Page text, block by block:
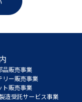
品販売事業
リー販売事業
ト販売事業
造受託サービス事業